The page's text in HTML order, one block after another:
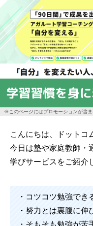
※このページにはプロモーションが含
こんにちは、ドットコ
今日は塾や家庭教師・
学びサービスをご紹介
・コツコツ勉強でき
・努力とは裏腹に伸
・そもそも勉強が苦